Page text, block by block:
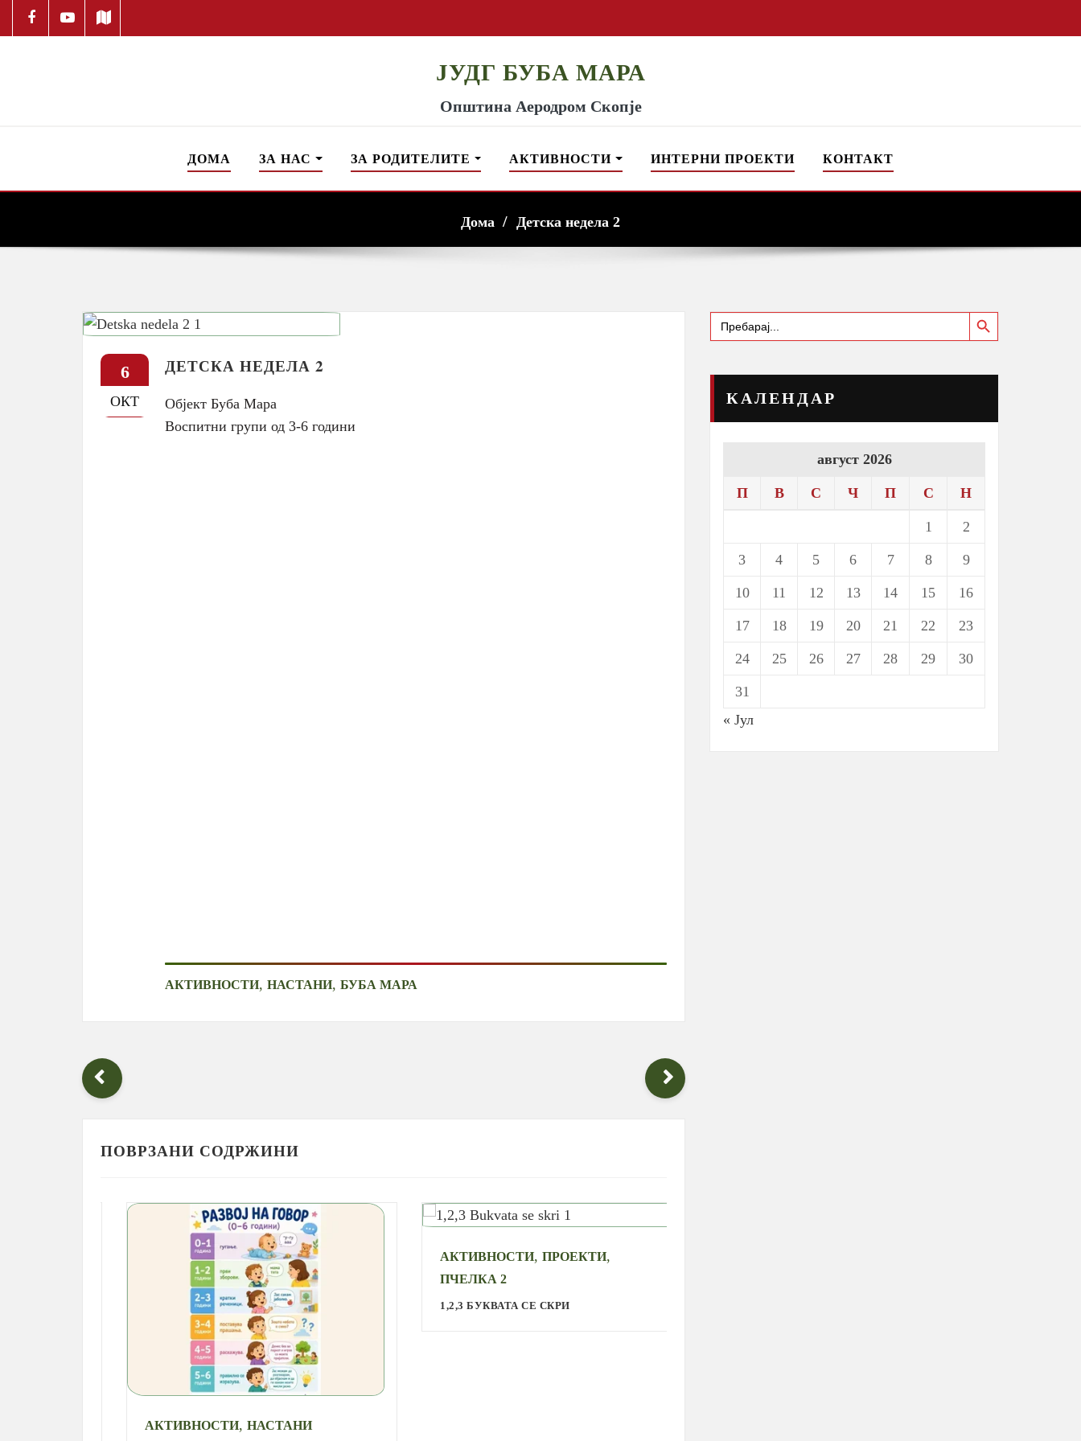
ЈУДГ БУБА МАРА
Општина Аеродром Скопје
ДОМА ЗА НАС ЗА РОДИТЕЛИТЕ АКТИВНОСТИ ИНТЕРНИ ПРОЕКТИ КОНТАКТ
Дома Детска недела 2
6
ОКТ
ДЕТСКА НЕДЕЛА 2
Објект Буба Мара
Воспитни групи од 3-6 години
АКТИВНОСТИ, НАСТАНИ, БУБА МАРА
ПОВРЗАНИ СОДРЖИНИ
АКТИВНОСТИ,НАСТАНИ
АКТИВНОСТИ,ПРОЕКТИ,
ПЧЕЛКА 2
1,2,3 БУКВАТА СЕ СКРИ
Search
for:
Search Button
КАЛЕНДАР
август 2026
П В С Ч П С Н
1 2
3 4 5 6 7 8 9
10 11 12 13 14 15 16
17 18 19 20 21 22 23
24 25 26 27 28 29 30
31
« Јул